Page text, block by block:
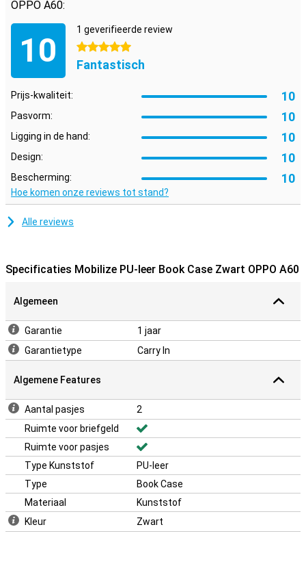
hoesjes vaak niet zo duur zijn als andere hoesjes. Dankzij de vakjes
die je in dit hoesje vindt, kun je naast je OPPO A60 ook nog eens je
pinpas, briefgeld en andere pasjes kwijt.
OPPO A60:
10
1 geverifieerde review
5 sterren
Fantastisch
Prijs-kwaliteit: 10
Pasvorm: 10
Ligging in de hand: 10
Design: 10
Bescherming: 10
Hoe komen onze reviews tot stand?
Alle reviews
Specificaties Mobilize PU-leer Book Case Zwart OPPO A60
Algemeen
Garantie
1 jaar
Garantietype
Carry In
Algemene Features
Aantal pasjes
2
Ruimte voor briefgeld
Ruimte voor pasjes
Type Kunststof
PU-leer
Type
Book Case
Materiaal
Kunststof
Kleur
Zwart